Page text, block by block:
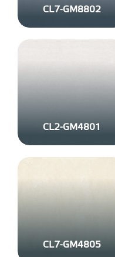
CL7-GM8802
CL2-GM4801
CL7-GM4805